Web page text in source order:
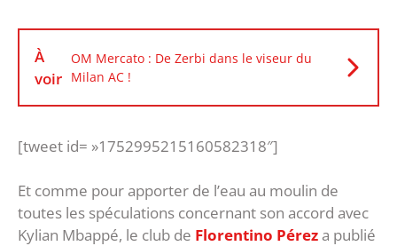
À
voir
OM Mercato : De Zerbi dans le viseur du
Milan AC !
[tweet id= »1752995215160582318″]
Et comme pour apporter de l’eau au moulin de
toutes les spéculations concernant son accord avec
Kylian Mbappé, le club de Florentino Péreza publié